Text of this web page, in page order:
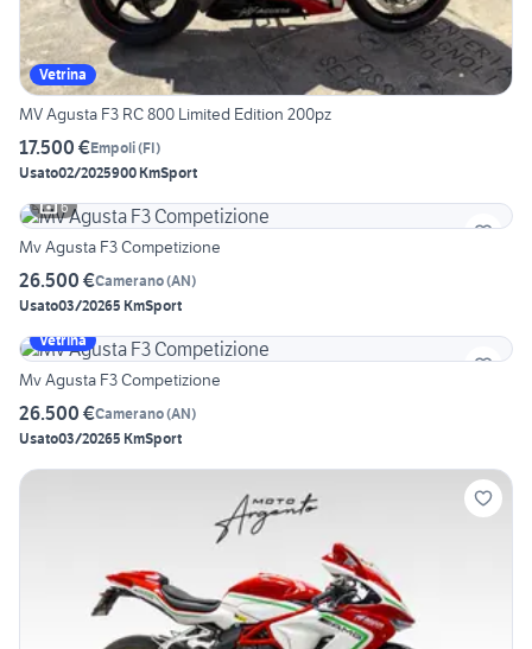
Vetrina
MV Agusta F3 RC 800 Limited Edition 200pz
17.500 €Empoli(FI)
Usato02/2025900 KmSport
6
Mv Agusta F3 Competizione
26.500 €Camerano(AN)
Usato03/20265 KmSport
Vetrina
Mv Agusta F3 Competizione
26.500 €Camerano(AN)
Usato03/20265 KmSport